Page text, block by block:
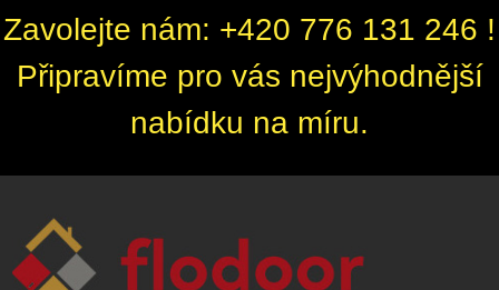
Zavolejte nám: +420 776 131 246 !
Připravíme pro vás nejvýhodnější
nabídku na míru.